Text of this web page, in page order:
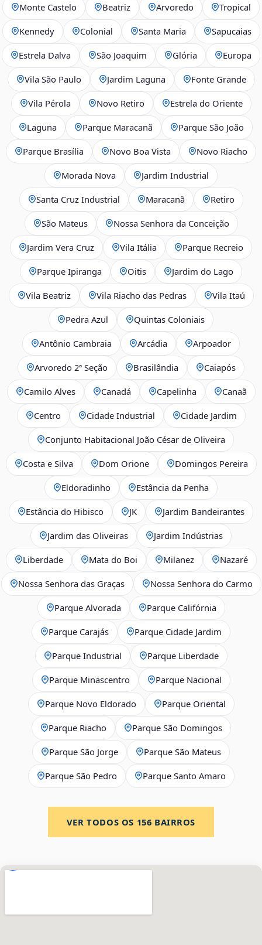
Monte Castelo Beatriz Arvoredo Tropical
Kennedy Colonial Santa Maria Sapucaias
Estrela Dalva São Joaquim Glória Europa
Vila São Paulo Jardim Laguna Fonte Grande
Vila Pérola Novo Retiro Estrela do Oriente
Laguna Parque Maracanã Parque São João
Parque Brasília Novo Boa Vista Novo Riacho
Morada Nova Jardim Industrial
Santa Cruz Industrial Maracanã Retiro
São Mateus Nossa Senhora da Conceição
Jardim Vera Cruz Vila Itália Parque Recreio
Parque Ipiranga Oitis Jardim do Lago
Vila Beatriz Vila Riacho das Pedras Vila Itaú
Pedra Azul Quintas Coloniais
Antônio Cambraia Arcádia Arpoador
Arvoredo 2ª Seção Brasilândia Caiapós
Camilo Alves Canadá Capelinha Canaã
Centro Cidade Industrial Cidade Jardim
Conjunto Habitacional João César de Oliveira
Costa e Silva Dom Orione Domingos Pereira
Eldoradinho Estância da Penha
Estância do Hibisco JK Jardim Bandeirantes
Jardim das Oliveiras Jardim Indústrias
Liberdade Mata do Boi Milanez Nazaré
Nossa Senhora das Graças Nossa Senhora do Carmo
Parque Alvorada Parque Califórnia
Parque Carajás Parque Cidade Jardim
Parque Industrial Parque Liberdade
Parque Minascentro Parque Nacional
Parque Novo Eldorado Parque Oriental
Parque Riacho Parque São Domingos
Parque São Jorge Parque São Mateus
Parque São Pedro Parque Santo Amaro
VER TODOS OS 156 BAIRROS